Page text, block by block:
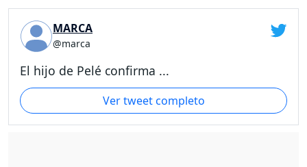
MARCA
@marca
El hijo de Pelé confirma ...
Ver tweet completo